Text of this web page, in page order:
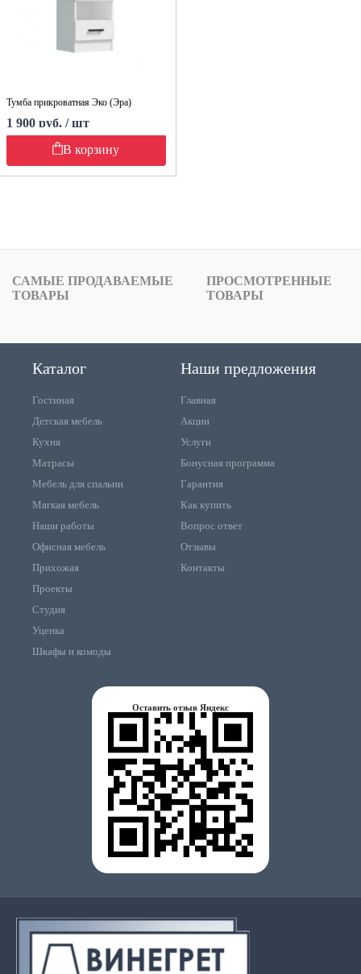
Тумба прикроватная Эко (Эра)
1 900 руб. / шт
В корзину
САМЫЕ ПРОДАВАЕМЫЕ
ТОВАРЫ
ПРОСМОТРЕННЫЕ
ТОВАРЫ
Каталог
Гостиная
Детская мебель
Кухня
Матрасы
Мебель для спальни
Мягкая мебель
Наши работы
Офисная мебель
Прихожая
Проекты
Студия
Уценка
Шкафы и комоды
Наши предложения
Главная
Акции
Услуги
Бонусная программа
Гарантия
Как купить
Вопрос ответ
Отзывы
Контакты
Оставить отзыв Яндекс